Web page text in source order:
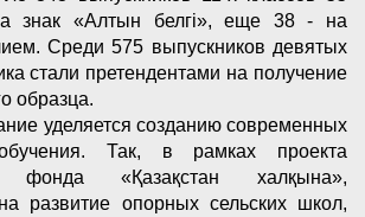
знак «Алтын белгі», еще 38 - на
Среди 575 выпускников девятых
стали претендентами на получение
образца.
уделяется созданию современных
Так, в рамках проекта
фонда «Қазақстан халқына»,
развитие опорных сельских школ,